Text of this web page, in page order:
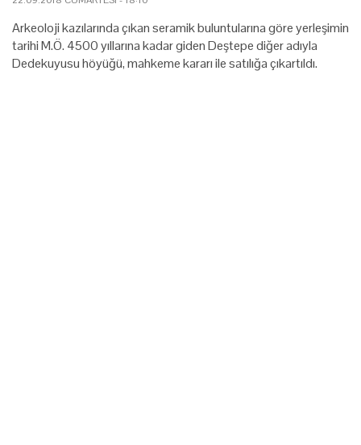
Arkeoloji kazılarında çıkan seramik buluntularına göre yerleşimin
tarihi M.Ö. 4500 yıllarına kadar giden Deştepe diğer adıyla
Dedekuyusu höyüğü, mahkeme kararı ile satılığa çıkartıldı.